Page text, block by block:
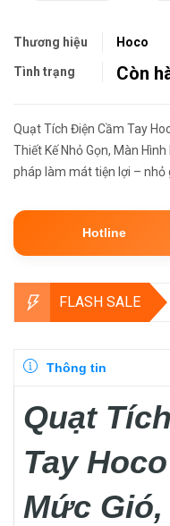
Thương hiệu Hoco
Tình trạng Còn
Quạt Tích Điện Cầm Tay
Thiết Kế Nhỏ Gọn, Màn
pháp làm mát tiện lợi – nhỏ
Hotline
FLASH SALE
Thông tin
Quạt
Tay
Mức Gió,